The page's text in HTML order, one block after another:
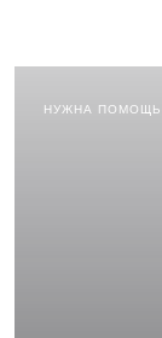
НУЖНА ПОМОЩЬ